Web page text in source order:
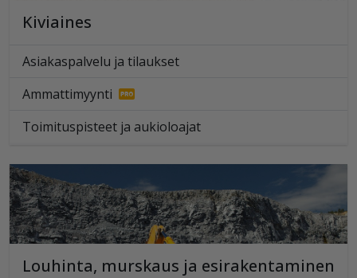
Kiviaines
Asiakaspalvelu ja tilaukset
Ammattimyynti
Toimituspisteet ja aukioloajat
Louhinta, murskaus ja esirakentaminen